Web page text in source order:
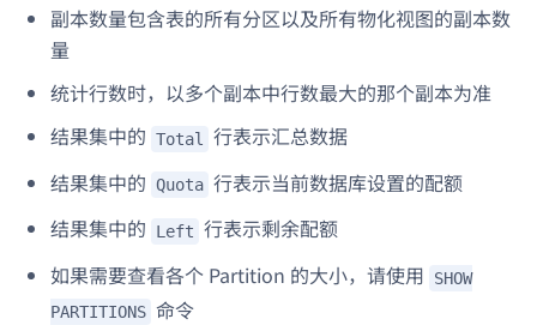
副本数量包含表的所有分区以及所有物化视图的副本数
量
统计行数时，以多个副本中行数最大的那个副本为准
结果集中的 Total
行表示汇总数据
结果集中的 Quota 行表示当前数据库设置的配额
结果集中的
Left 行表示剩余配额
如果需要查看各个 Partition 的大小，请使用
SHOW
PARTITIONS 命令